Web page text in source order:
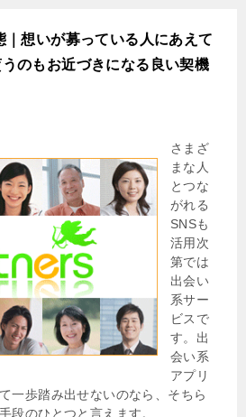
｜想いが募っている人にあえて
のもお近づきになる良い契機
さまざ
まな人
とつな
がれる
SNSも
活用次
第では
出会い
系サー
ビスで
す。出
会い系
アプリ
一歩踏み出せないのなら、そちら
段のひとつと言えます。